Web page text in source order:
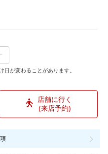
が変わることがあります。
店舗に行く
(来店予約)